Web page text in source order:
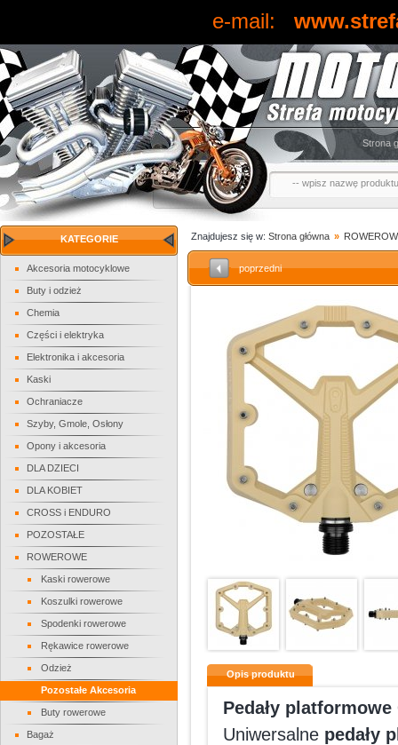
e-mail:
Strona
KATEGORIE
Akcesoria motocyklowe
Buty i odzież
Chemia
Części i elektryka
Elektronika i akcesoria
Kaski
Ochraniacze
Szyby, Gmole, Osłony
Opony i akcesoria
DLA DZIECI
DLA KOBIET
CROSS i ENDURO
POZOSTAŁE
ROWEROWE
Kaski rowerowe
Koszulki rowerowe
Spodenki rowerowe
Rękawice rowerowe
Odzież
Pozostałe Akcesoria
Buty rowerowe
Bagaż
Znajdujesz się w: Strona główna »
poprzedni
Opis produktu
Pedały
Uniwersalne pedały